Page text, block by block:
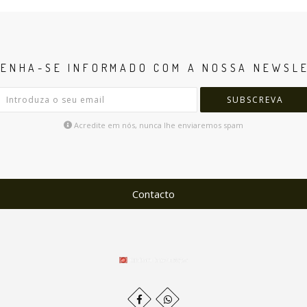
SE INFORMADO COM A NOSSA
SUBSCREVA
Acredite em nós, nunca lhe enviaremos spam
Contacto